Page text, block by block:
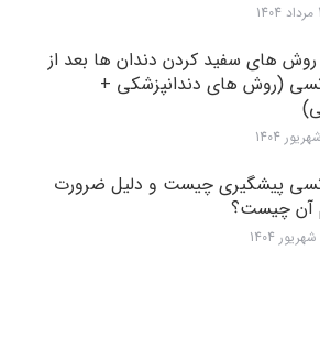
روش های سفید کردن دندان ها بعد از
(روش های دندانپزشکی +
پیشگیری چیست و دلیل ضرورت
آن چیست؟